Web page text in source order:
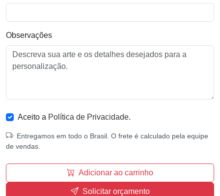
Observações
Aceito a Política de Privacidade.
Entregamos em todo o Brasil. O frete é calculado pela equipe
de vendas.
Adicionar ao carrinho
Solicitar orçamento